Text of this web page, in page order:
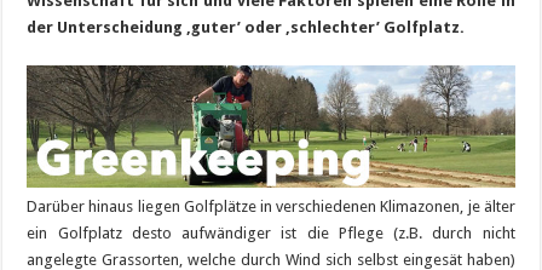
der Unterscheidung ‚guter’ oder ‚schlechter’ Golfplatz.
Darüber hinaus liegen Golfplätze in verschiedenen Klimazonen, je älter
ein Golfplatz desto aufwändiger ist die Pflege (z.B. durch nicht
angelegte Grassorten, welche durch Wind sich selbst eingesät haben)